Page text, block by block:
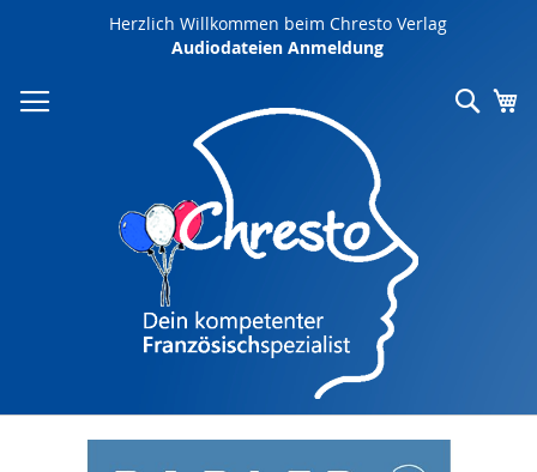
Herzlich Willkommen beim Chresto Verlag
Audiodateien Anmeldung